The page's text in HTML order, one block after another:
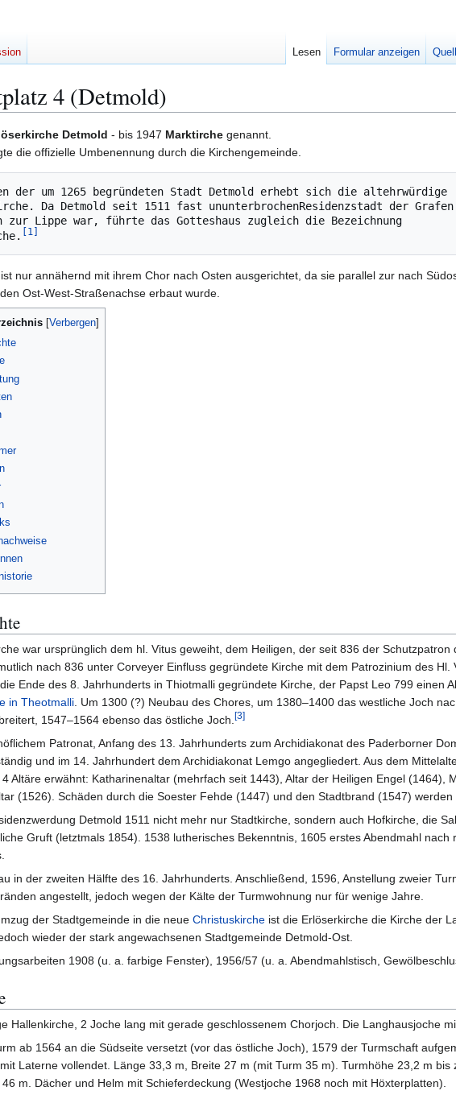
4 (Detmold)
Detmold - bis 1947 Marktirche genannt.
die offizielle Umbenennung durch die Kirchengemeinde.
der um 1265 begründeten Stadt Detmold erhebt sich die altehrwürdige
Da Detmold seit 1511 fast ununterbrochenResidenzstadt der Grafen
zur Lippe war, führte das Gotteshaus zugleich die Bezeichnung
1
nur annähernd mit ihrem Chor nach Osten ausgerichtet, da sie parallel zur nach
Ost-West-Straßenachse erbaut wurde.
war ursprünglich dem hl. Vitus geweiht, dem Heiligen, der seit 836 der Schutzpatron
nach 836 unter Corveyer Einfluss gegründete Kirche mit dem Patrozinium des Hl.
Ende des 8. Jahrhunderts in Thiotmalli gegründete Kirche, der Papst Leo 799 einen
in Theotmalli . Um 1300 (?) Neubau des Chores, um 1380–1400 das westliche Joch
1547–1564 ebenso das östliche Joch. [3]
Patronat, Anfang des 13. Jahrhunderts zum Archidiakonat des Paderborner
und im 14. Jahrhundert dem Archidiakonat Lemgo angegliedert. Aus dem
4 Altäre erwähnt: Katharinenaltar (mehrfach seit 1443), Altar der Heiligen Engel (1464),
(1526). Schäden durch die Soester Fehde (1447) und den Stadtbrand (1547) werden
Detmold 1511 nicht mehr nur Stadtkirche, sondern auch Hofkirche, die
Gruft (letztmals 1854). 1538 lutherisches Bekenntnis, 1605 erstes Abendmahl nach
in der zweiten Hälfte des 16. Jahrhunderts. Anschließend, 1596, Anstellung zweier
angestellt, jedoch wegen der Kälte der Turmwohnung nur für wenige Jahre.
der Stadtgemeinde in die neue Christuskirche ist die Erlöserkirche die Kirche der
wieder der stark angewachsenen Stadtgemeinde Detmold-Ost.
1908 (u. a. farbige Fenster), 1956/57 (u. a. Abendmahlstisch,
Hallenkirche, 2 Joche lang mit gerade geschlossenem Chorjoch. Die Langhausjoche
ab 1564 an die Südseite versetzt (vor das östliche Joch), 1579 der Turmschaft
Laterne vollendet. Länge 33,3 m, Breite 27 m (mit Turm 35 m). Turmhöhe 23,2 m bis
m. Dächer und Helm mit Schieferdeckung (Westjoche 1968 noch mit Höxterplatten).
Lesen Formular anzeigen